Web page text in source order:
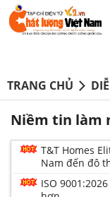
TRANG CHỦ
Niềm tin làm
T&T Homes
Nam đến đô
ISO